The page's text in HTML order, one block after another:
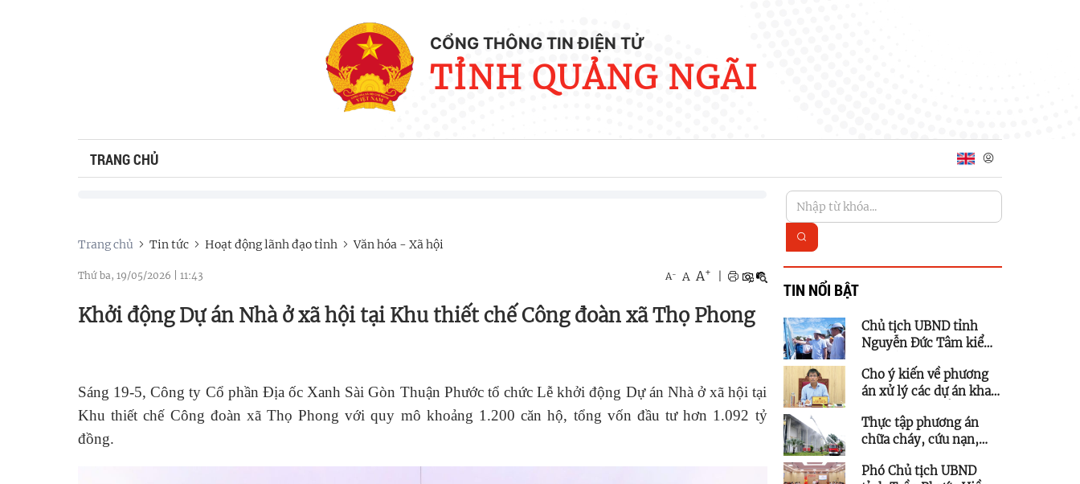
CỔNG THÔNG TIN ĐIỆN TỬ
TỈNH QUẢNG NGÃI
TRANG CHỦ
Trang chủ Tin tức Hoạt động lãnh đạo tỉnh Văn hóa - Xã hội
Thứ ba, 19/05/2026 11:43 A- A A+
Khởi động Dự án Nhà ở xã hội tại Khu thiết chế Công đoàn xã Thọ Phong
Sáng 19-5, Công ty Cổ phần Địa ốc Xanh Sài Gòn Thuận Phước tổ chức Lễ khởi động Dự án Nhà ở xã hội tại
Khu thiết chế Công đoàn xã Thọ Phong với quy mô khoảng 1.200 căn hộ, tổng vốn đầu tư hơn 1.092 tỷ
đồng.
TIN NỔI BẬT
Chủ tịch UBND tỉnh
Nguyễn Đức Tâm kiểm
trọng điểm của Hòa
Phát tại KKT Dung Quất
Cho ý kiến về phương
án xử lý các dự án khai
triển kết cấu hạ tầng
trên địa bàn phía Tây
Thực tập phương án
chữa cháy, cứu nạn,
Hội nghị và Triển lãm
Phó Chủ tịch UBND